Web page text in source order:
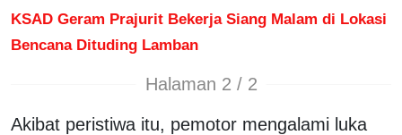
KSAD Geram Prajurit Bekerja Siang Malam di Lokasi
Bencana Dituding Lamban
Halaman 2 / 2
Akibat peristiwa itu, pemotor mengalami luka